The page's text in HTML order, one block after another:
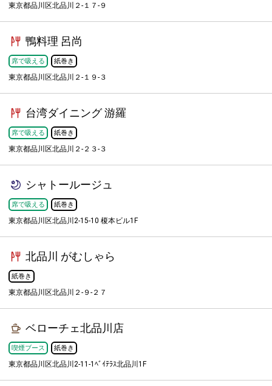
東京都品川区北品川２-１７-９
鴨料理 呂尚
席で吸える 紙巻き
東京都品川区北品川２-１９-３
台湾ダイニング 游羅
席で吸える 紙巻き
東京都品川区北品川２-２３-３
シャトールージュ
席で吸える 紙巻き
東京都品川区北品川2-15-10 榎本ビル1F
北品川 がむしゃら
紙巻き
東京都品川区北品川２-９-２７
ベローチェ北品川店
喫煙ブース 紙巻き
東京都品川区北品川2-11-1ﾍﾞｲﾃﾗｽ北品川1F